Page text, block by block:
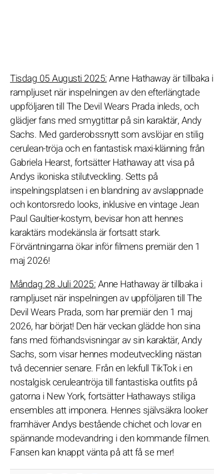
Tisdag 05 Augusti 2025:Anne Hathaway är tillbaka i
rampljuset när inspelningen av den efterlängtade
uppföljaren till The Devil Wears Prada inleds, och
glädjer fans med smygtittar på sin karaktär, Andy
Sachs. Med garderobssnytt som avslöjar en stilig
cerulean-tröja och en fantastisk maxi-klänning från
Gabriela Hearst, fortsätter Hathaway att visa på
Andys ikoniska stilutveckling. Setts på
inspelningsplatsen i en blandning av avslappnade
och kontorsredo looks, inklusive en vintage Jean
Paul Gaultier-kostym, bevisar hon att hennes
karaktärs modekänsla är fortsatt stark.
Förväntningarna ökar inför filmens premiär den 1
maj 2026!
Måndag 28 Juli 2025:Anne Hathaway är tillbaka i
rampljuset när inspelningen av uppföljaren till The
Devil Wears Prada, som har premiär den 1 maj
2026, har börjat! Den här veckan glädde hon sina
fans med förhandsvisningar av sin karaktär, Andy
Sachs, som visar hennes modeutveckling nästan
två decennier senare. Från en lekfull TikTok i en
nostalgisk ceruleantröja till fantastiska outfits på
gatorna i New York, fortsätter Hathaways stiliga
ensembles att imponera. Hennes självsäkra looker
framhäver Andys bestående chichet och lovar en
spännande modevandring i den kommande filmen.
Fansen kan knappt vänta på att få se mer!